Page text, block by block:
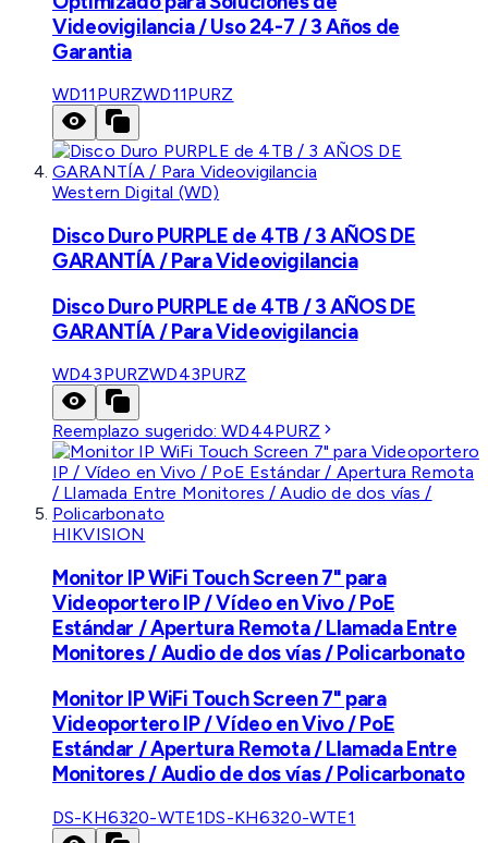
Videovigilancia / Uso 24-7 / 3 Años de
Garantia
WD11PURZWD11PURZ
Western Digital (WD)
Disco Duro PURPLE de 4TB / 3 AÑOS DE
GARANTÍA / Para Videovigilancia
Disco Duro PURPLE de 4TB / 3 AÑOS DE
GARANTÍA / Para Videovigilancia
WD43PURZWD43PURZ
Reemplazo sugerido:WD44PURZ
HIKVISION
Monitor IP WiFi Touch Screen 7" para
Videoportero IP / Vídeo en Vivo / PoE
Estándar / Apertura Remota / Llamada Entre
Monitores / Audio de dos vías / Policarbonato
Monitor IP WiFi Touch Screen 7" para
Videoportero IP / Vídeo en Vivo / PoE
Estándar / Apertura Remota / Llamada Entre
Monitores / Audio de dos vías / Policarbonato
DS-KH6320-WTE1DS-KH6320-WTE1